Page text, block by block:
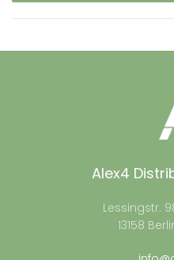
Alex4
Lessingstr.
13158